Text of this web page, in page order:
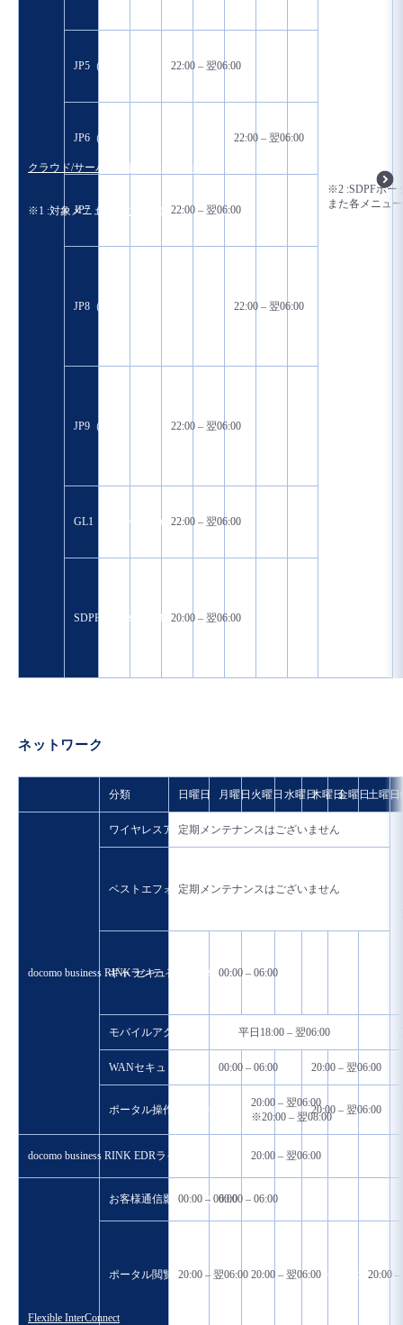
クラウド/サーバー(旧Enterprise Cloud 2.0) ※1 ※2
※1 :対象メニューは こちら をご参照ください。
※2 :SDPFポー
また各メニュ
JP5（日本） 22:00 – 翌06:00
JP6（日本） 22:00 – 翌06:00
JP7（日本） 22:00 – 翌06:00
JP8（日本） 22:00 – 翌06:00
JP9（日本） 22:00 – 翌06:00
GL1（グローバル） 22:00 – 翌06:00
SDPFポータル ※3 20:00 – 翌06:00
ネットワーク
分類 日曜日 月曜日 火曜日 水曜日木曜日金曜日土曜日
docomo business RINK セキュアドWAN
ワイヤレスアクセス定期メンテナンスはございません
ベストエフォートアクセス定期メンテナンスはございません
ギャランティアクセス 00:00 – 06:00
モバイルアクセス 平日18:00 – 翌06:00
WANセキュリティ 00:00 – 06:00 20:00 – 翌06:00
ポータル操作、API利用等
20:00 – 翌06:00
※20:00 – 翌08:00
20:00 – 翌06:00
docomo business RINK EDRライト 20:00 – 翌06:00
Flexible InterConnect
お客様通信影響の場合
00:00 – 06:0000:00 – 06:00
ポータル閲覧、SO処理、モニタリングメール等への影響の
20:00 – 翌06:00 20:00 – 翌06:00 20:00